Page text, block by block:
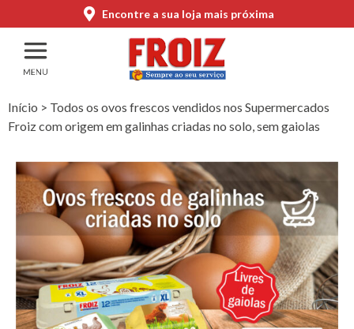
Encontre a sua loja mais próxima
Início > Todos os ovos frescos vendidos nos Supermercados
Froiz com origem em galinhas criadas no solo, sem gaiolas